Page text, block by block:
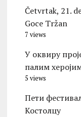
Četvrtak, 21.
Goce Tržan
7 views
У оквиру
палим
5 views
Пети
Костолцу